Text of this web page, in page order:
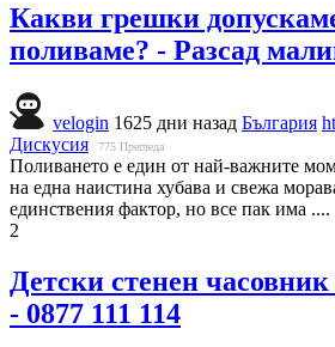
Какви грешки
поливаме? - Разсад
velogin 1625 дни назад България
Дискусия
775 Прегледа
Поливането е един от най-важните
на една наистина хубава и свежа
единствения фактор, но все пак има ....
2
Детски стенен
- 0877 111 114